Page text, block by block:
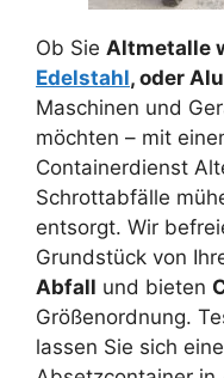
Ob Sie Altmetalle
Edelstahl, oder
Maschinen und
möchten – mit
Containerdienst
Schrottabfälle
entsorgt. Wir
Grundstück von
Abfall und bieten
Größenordnung.
lassen Sie sich